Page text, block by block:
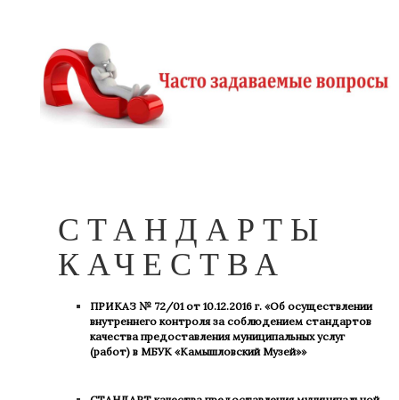
СТАНДАРТЫ
КАЧЕСТВА
ПРИКАЗ № 72/01 от 10.12.2016 г. «Об осуществлении
внутреннего контроля за соблюдением стандартов
качества предоставления муниципальных услуг
(работ) в МБУК «Камышловский Музей»»